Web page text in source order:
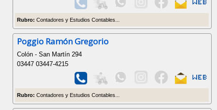
Rubro: Contadores y Estudios Contables...
Poggio Ramón Gregorio
Colón - San Martín 294
03447 03447-4215
Rubro: Contadores y Estudios Contables...